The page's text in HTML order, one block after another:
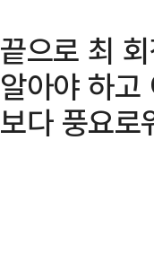
끝으로 최
알아야 하고
보다 풍요로